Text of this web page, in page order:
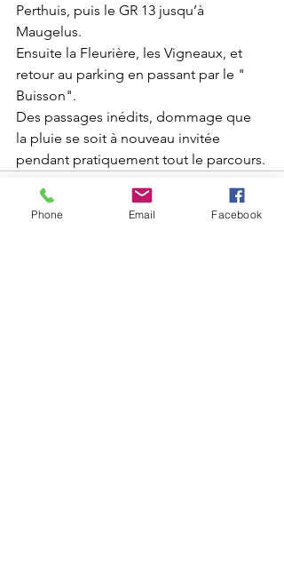
Perthuis, puis le GR 13 jusqu’à
Maugelus.
Ensuite la Fleurière, les Vigneaux, et
retour au parking en passant par le "
Buisson".
Des passages inédits, dommage que
la pluie se soit à nouveau invitée
pendant pratiquement tout le parcours.
Phone Email Facebook